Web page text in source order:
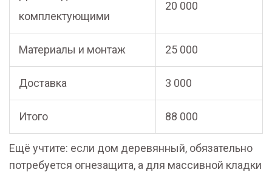
комплектующими
20 000
Материалы и монтаж 25 000
Доставка 3 000
Итого 88 000
Ещё учтите: если дом деревянный, обязательно
потребуется огнезащита, а для массивной кладки